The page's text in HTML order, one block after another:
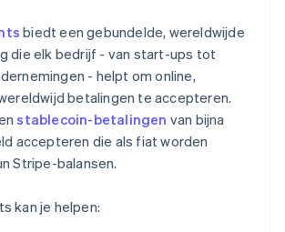
biedt een gebundelde, wereldwijde
die elk bedrijf - van start-ups tot
- helpt om online,
betalingen te accepteren.
stablecoin-betalingen van bijna
accepteren die als fiat worden
Stripe-balansen.
kan je helpen: